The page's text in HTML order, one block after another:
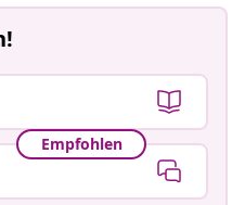
Empfohlen